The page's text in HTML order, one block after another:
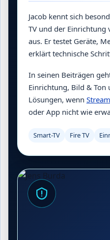
Jacob kennt sich
TV und der Einrichtung
aus. Er testet Geräte,
erklärt technische
In seinen Beiträgen
Einrichtung, Bild & Ton
Lösungen, wenn
oder App nicht wie
Smart-TV Fire TV